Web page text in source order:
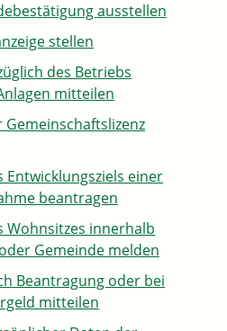
ausstellen
stellen
des Betriebs
mitteilen
Entwicklungsziels einer
beantragen
Wohnsitzes innerhalb
Gemeinde melden
Beantragung oder bei
mitteilen